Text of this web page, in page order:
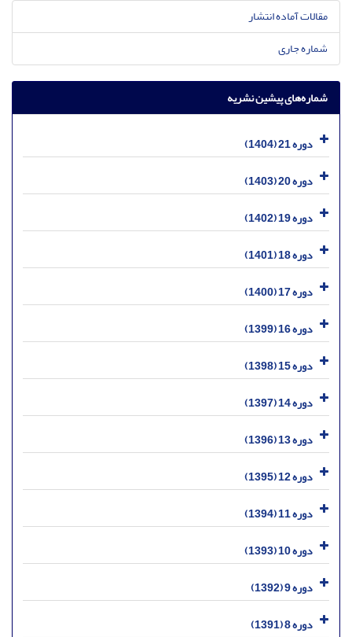
مقالات آماده انتشار
شماره جاری
شماره‌های پیشین نشریه
دوره 21 (1404)
دوره 20 (1403)
دوره 19 (1402)
دوره 18 (1401)
دوره 17 (1400)
دوره 16 (1399)
دوره 15 (1398)
دوره 14 (1397)
دوره 13 (1396)
دوره 12 (1395)
دوره 11 (1394)
دوره 10 (1393)
دوره 9 (1392)
دوره 8 (1391)